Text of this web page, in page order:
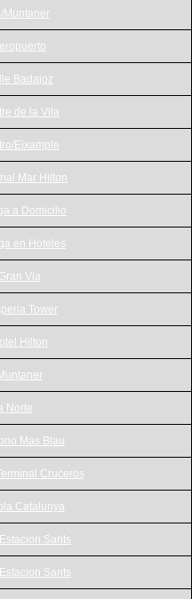
Muntaner
Badajoz
de la Vila
Eixample
Mar Hilton
a Domicilio
en Hoteles
Via
Tower
Hilton
Norte
Mas Blau
Cruceros
Catalunya
Sants
Sants